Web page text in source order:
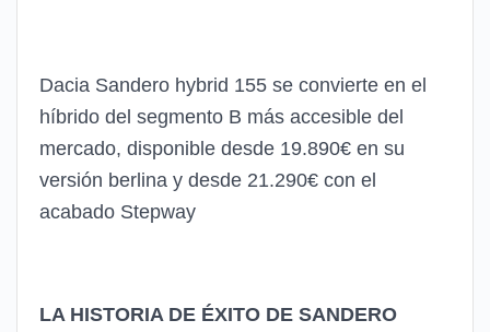
Dacia Sandero hybrid 155 se convierte en el
híbrido del segmento B más accesible del
mercado, disponible desde 19.890€ en su
versión berlina y desde 21.290€ con el
acabado Stepway
LA HISTORIA DE ÉXITO DE SANDERO